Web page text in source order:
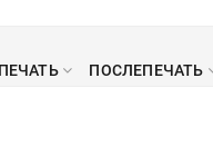
ПЕЧАТЬ ПОСЛЕПЕЧАТЬ